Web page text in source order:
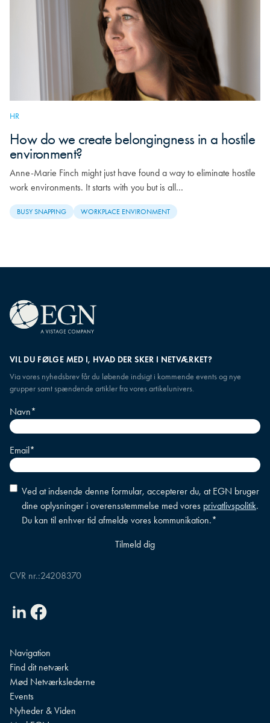
HR
How do we create belongingness in a hostile
environment?
Anne-Marie Finch might just have found a way to eliminate hostile
work environments. It starts with you but is all…
BUSY SNAPPING WORKPLACE ENVIRONMENT
VIL DU FØLGE MED I, HVAD DER SKER I NETVÆRKET?
Via vores nyhedsbrev får du løbende indsigt i kommende events og nye
grupper samt spændende artikler fra vores artikelunivers.
Navn*
Email *
Accepter
betingelser*
Ved at indsende denne formular, accepterer du, at EGN bruger
dine oplysninger i overensstemmelse med vores privatlivspolitik.
Du kan til enhver tid afmelde vores kommunikation.*
CVR nr.:24208370
LinkedinFacebook
Navigation
Find dit netværk
Mød Netværkslederne
Events
Nyheder & Viden